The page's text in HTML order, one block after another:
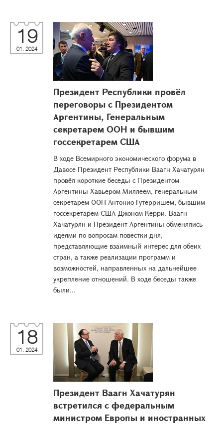
19
01, 2024
Президент Республики провёл
переговоры с Президентом
Аргентины, Генеральным
секретарем ООН и бывшим
госсекретарем США
В ходе Всемирного экономического форума в
Давосе Президент Республики Ваагн Хачатурян
провёл короткие беседы с Президентом
Аргентины Хавьером Миллеем, генеральным
секретарем ООН Антонио Гутерришем, бывшим
госсекретарем США Джоном Керри. Ваагн
Хачатурян и Президент Аргентины обменялись
идеями по вопросам повестки дня,
представляющие взаимный интерес для обеих
стран, а также реализации программ и
возможностей, направленных на дальнейшее
укрепление отношений. В ходе беседы также
были...
18
01, 2024
Президент Ваагн Хачатурян
встретился с федеральным
министром Европы и иностранных